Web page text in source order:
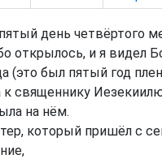
день четвёртого
открылось, и я видел
(это был пятый год
священнику
на нём.
который пришёл c